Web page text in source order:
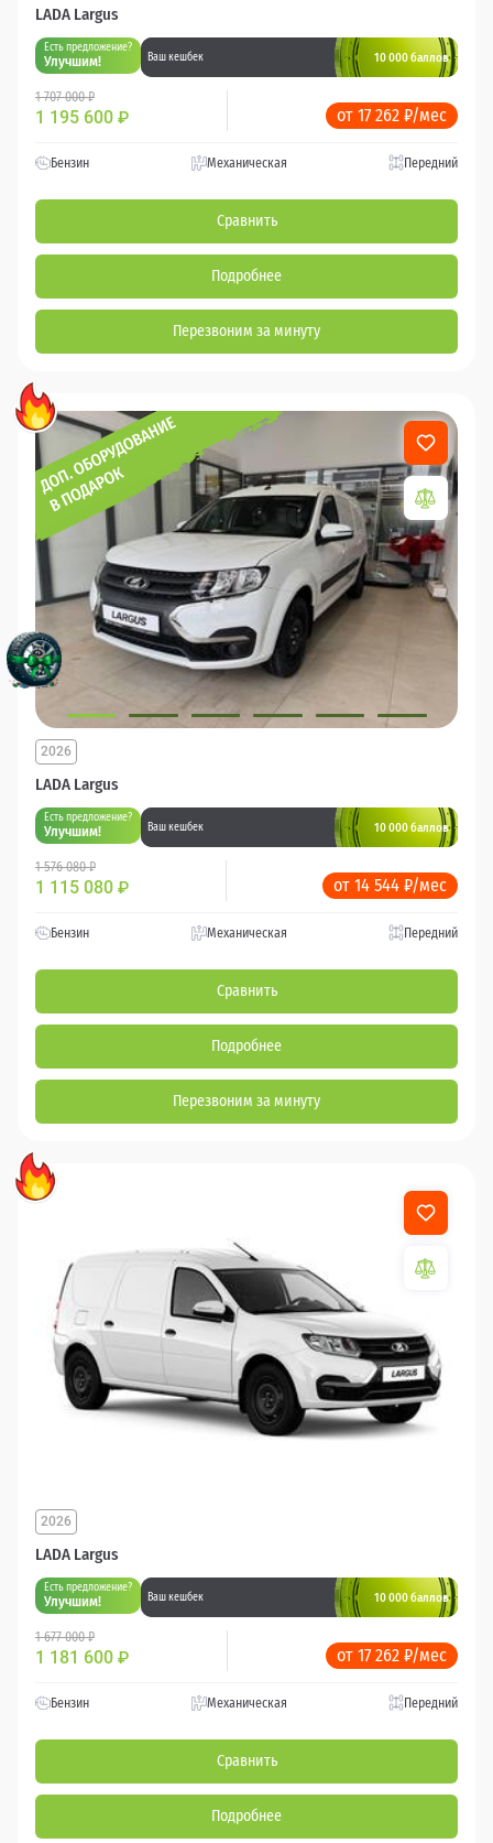
LADA Largus
Есть предложение?
Улучшим! Ваш кешбек 10 000 баллов
1 707 000 ₽
1 195 600 ₽ от 17 262 ₽/мес
Бензин Механическая Передний
Сравнить
Подробнее
Перезвоним за минуту
LADA Largus
2026
Есть предложение?
Улучшим! Ваш кешбек 10 000 баллов
1 576 080 ₽
1 115 080 ₽ от 14 544 ₽/мес
Бензин Механическая Передний
Сравнить
Подробнее
Перезвоним за минуту
LADA Largus
2026
Есть предложение?
Улучшим! Ваш кешбек 10 000 баллов
1 677 000 ₽
1 181 600 ₽ от 17 262 ₽/мес
Бензин Механическая Передний
Сравнить
Подробнее